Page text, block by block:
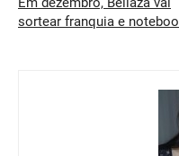
sortear franquia e